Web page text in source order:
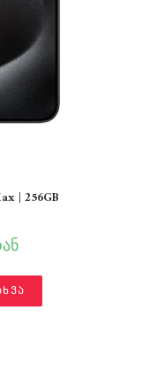
| 256GB